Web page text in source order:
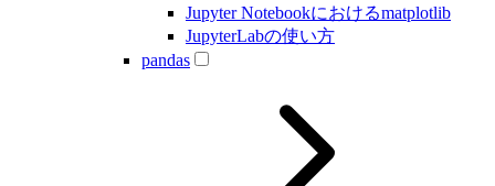
Jupyter Notebookにおけるmatplotlib
JupyterLabの使い方
pandas